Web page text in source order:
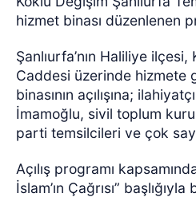
hizmet binası düzenlenen
Şanlıurfa’nın Haliliye
Caddesi üzerinde hizmete
binasının açılışına;
İmamoğlu, sivil toplum
parti temsilcileri ve çok
Açılış programı
İslam’ın Çağrısı”